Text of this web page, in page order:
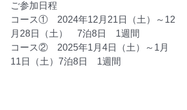
ご参加日程
コース①　2024年12月21日（土）～12
月28日（土）　7泊8日　1週間
コース②　2025年1月4日（土）～1月
11日（土）7泊8日　1週間